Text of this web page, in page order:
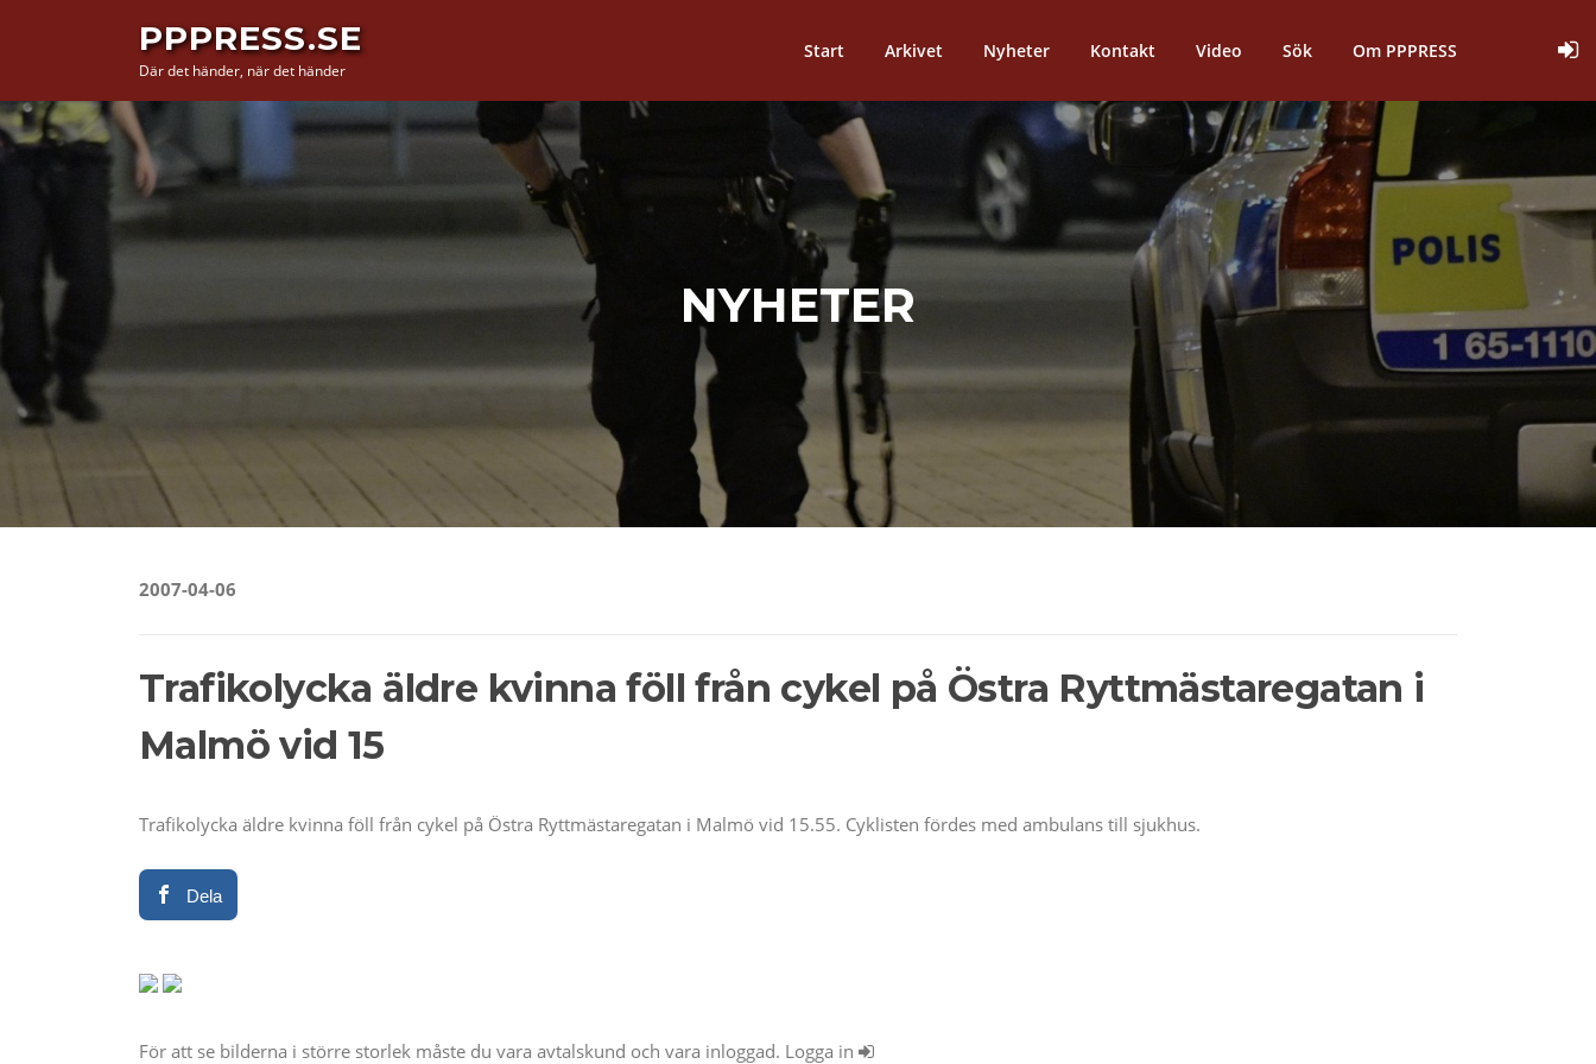
PPPRESS.SE
Där det händer, när det händer
Start Arkivet Nyheter Kontakt Video Sök Om PPPRESS
NYHETER
2007-04-06
Trafikolycka äldre kvinna föll från cykel på Östra Ryttmästaregatan i
Malmö vid 15
Trafikolycka äldre kvinna föll från cykel på Östra Ryttmästaregatan i Malmö vid 15.55. Cyklisten fördes med ambulans till sjukhus.
Dela
För att se bilderna i större storlek måste du vara avtalskund och vara inloggad. Logga in